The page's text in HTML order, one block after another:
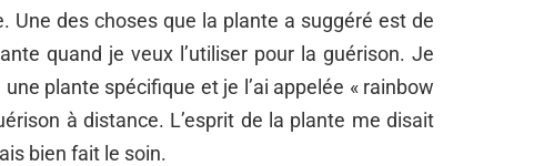
Une des choses que la plante a suggéré est de
quand je veux l’utiliser pour la guérison. Je
plante spécifique et je l’ai appelée « rainbow
à distance. L’esprit de la plante me disait
bien fait le soin.